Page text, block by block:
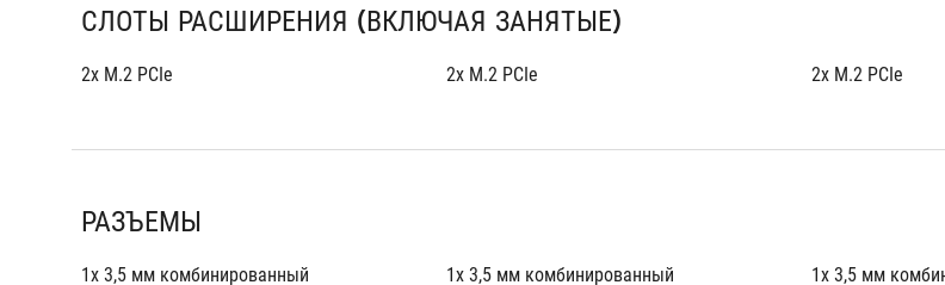
СЛОТЫ РАСШИРЕНИЯ (ВКЛЮЧАЯ ЗАНЯТЫЕ)
2x M.2 PCIe 2x M.2 PCIe 2x M.2 PCIe
РАЗЪЕМЫ
1x 3,5 мм комбинированный
1x 3,5 мм комбинированный
1x 3,5 мм